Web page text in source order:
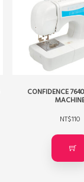
CONFIDENCE
NT$110